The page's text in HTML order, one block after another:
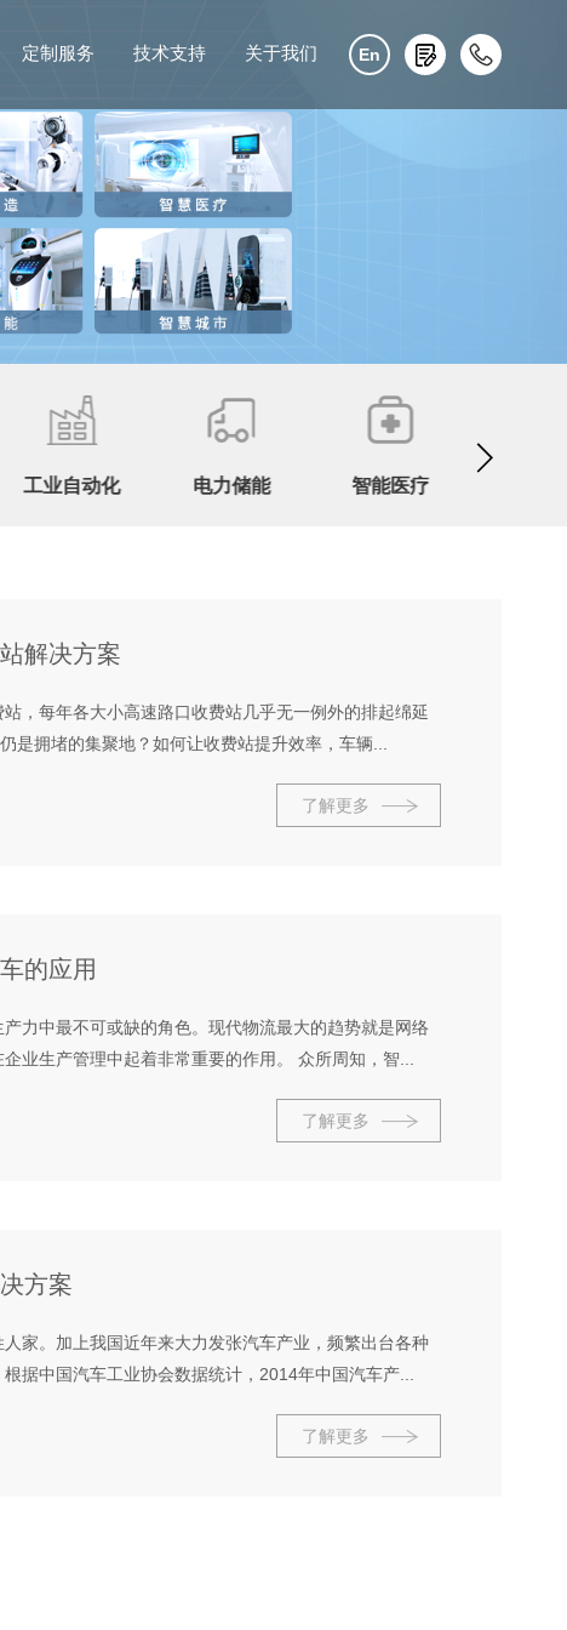
En
定制服务 技术支持 关于我们
工业自动化 电力储能 智能医疗
解决方案
，每年各大小高速路口收费站几乎无一例外的排起绵延
是拥堵的集聚地？如何让收费站提升效率，车辆...
了解更多
的应用
力中最不可或缺的角色。现代物流最大的趋势就是网络
业生产管理中起着非常重要的作用。 众所周知，智...
了解更多
方案
家。加上我国近年来大力发张汽车产业，频繁出台各种
据中国汽车工业协会数据统计，2014年中国汽车产...
了解更多